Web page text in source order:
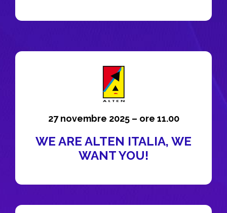
27 novembre 2025 – ore 11.00​
WE ARE ALTEN ITALIA, WE
WANT YOU!